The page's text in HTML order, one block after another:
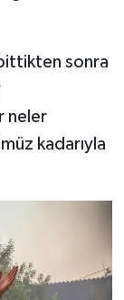
bittikten sonra
neler
kadarıyla